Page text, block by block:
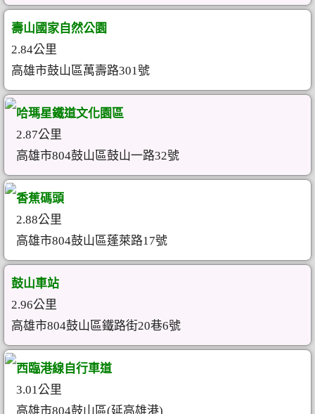
壽山國家自然公園
2.84公里
高雄市鼓山區萬壽路301號
哈瑪星鐵道文化園區
2.87公里
高雄市804鼓山區鼓山一路32號
香蕉碼頭
2.88公里
高雄市804鼓山區蓬萊路17號
鼓山車站
2.96公里
高雄市804鼓山區鐵路街20巷6號
西臨港線自行車道
3.01公里
高雄市804鼓山區(延高雄港)